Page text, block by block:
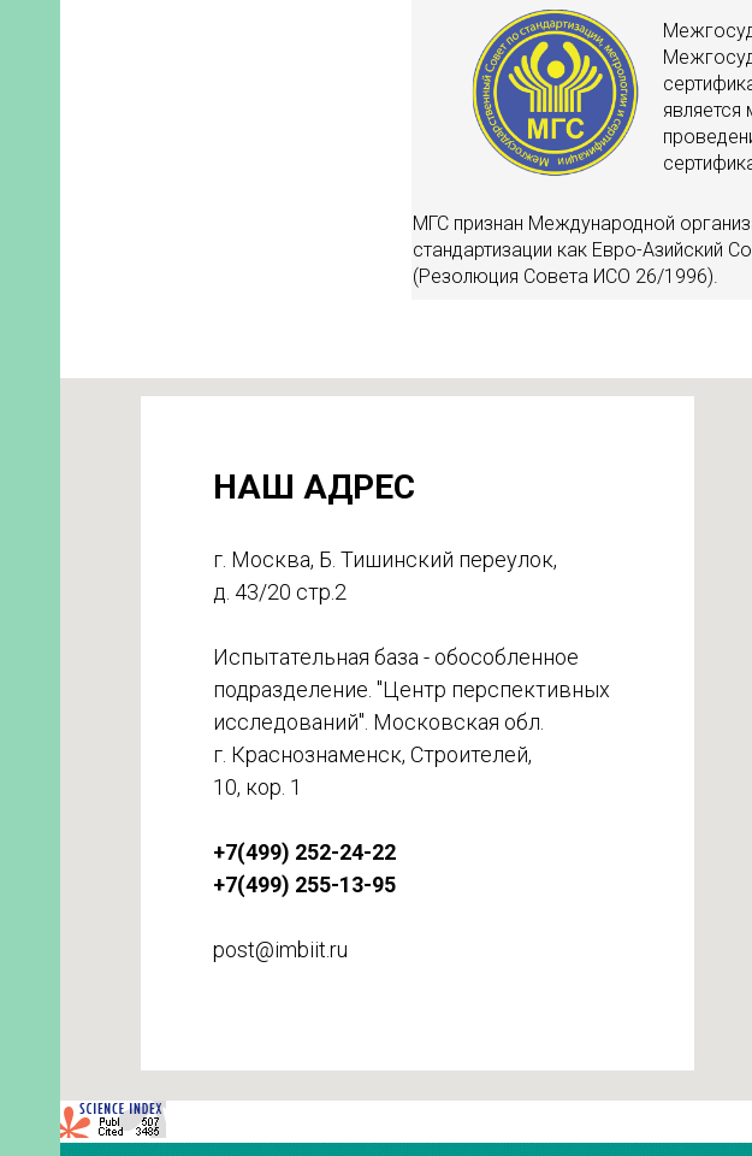
МГС признан Международной
стандартизации как Евро-Азийский
(Резолюция Совета ИСО 26/1996).
НАШ АДРЕС
г. Москва, Б. Тишинский переулок,
д. 43/20 стр.2
Испытательная база - обособленное
подразделение. "Центр перспективных
исследований". Московская обл.
г. Краснознаменск, Строителей,
10, кор. 1
+7(499) 252-24-22
+7(499) 255-13-95
post@imbiit.ru